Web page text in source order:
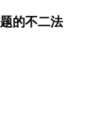
的不二法